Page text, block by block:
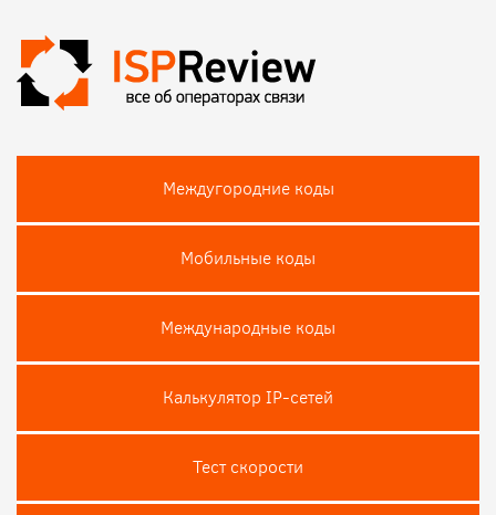
Междугородние коды
Мобильные коды
Международные коды
Калькулятор IP-сетей
Тест скороcти